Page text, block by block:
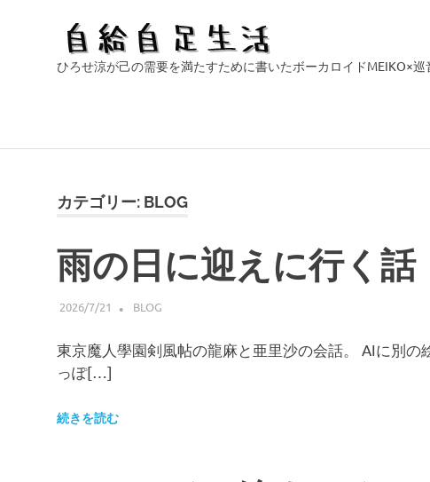
自
生
活
ひろせ涼が己の需要を満たすために書いたボーカロイドMEIKO×
カテゴリー: BLOG
雨の日に迎えに行く話
2026/7/21 HIROSERYO
BLOG
東京魔人學園剣風帖の龍麻と亜里沙の会話。 AIに別
っぽ[…]
続きを読む